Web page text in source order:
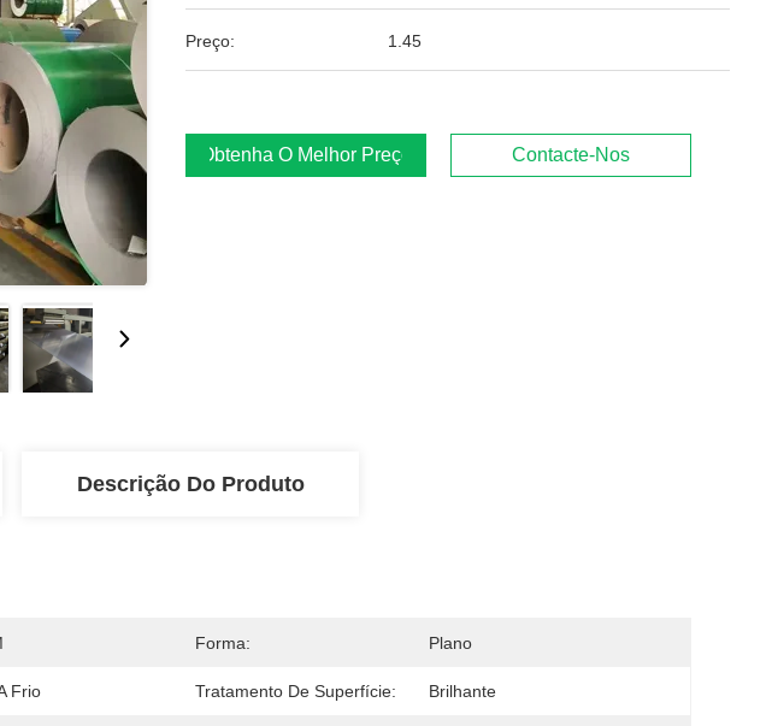
Preço: 1.45
Obtenha O Melhor Preço Contacte-Nos
Descrição Do Produto
Forma: Plano
Frio Tratamento De Superfície: Brilhante